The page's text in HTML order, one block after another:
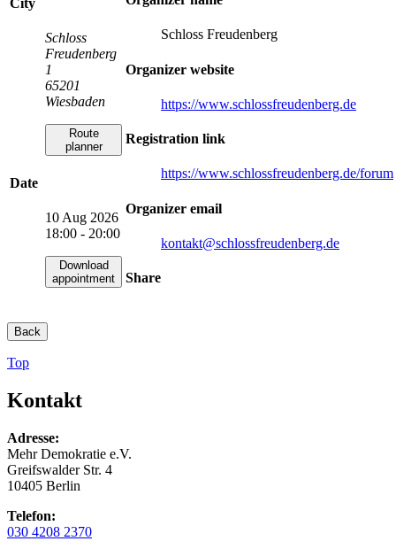
City
Schloss
Freudenberg
1
65201
Wiesbaden
Route
planner
Date
10 Aug 2026
18:00 - 20:00
Download
appointment
Schloss Freudenberg
Organizer website
https://www.schlossfreudenberg.de
Registration link
https://www.schlossfreudenberg.de/forum
Organizer email
kontakt@schlossfreudenberg.de
Share
Back
Top
Kontakt
Adresse:
Mehr Demokratie e.V.
Greifswalder Str. 4
10405 Berlin
Telefon:
030 4208 2370